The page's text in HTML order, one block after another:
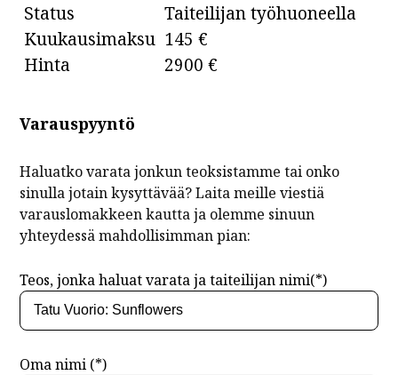
Status
Taiteilijan työhuoneella
Kuukausimaksu 145 €
Hinta
2900 €
Varauspyyntö
Haluatko varata jonkun teoksistamme tai onko
sinulla jotain kysyttävää? Laita meille viestiä
varauslomakkeen kautta ja olemme sinuun
yhteydessä mahdollisimman pian:
Teos, jonka haluat varata ja taiteilijan nimi(*)
Oma nimi (*)